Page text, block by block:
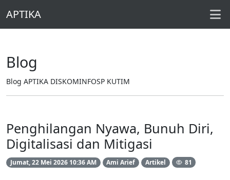
APTIKA
Blog
Blog APTIKA DISKOMINFOSP KUTIM
Penghilangan Nyawa, Bunuh Diri,
Digitalisasi dan Mitigasi
Jumat, 22 Mei 2026 10:36 AM Ami Arief Artikel 81